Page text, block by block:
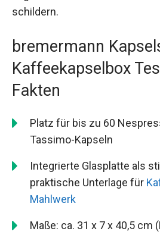
schildern.
bremermann
Kaffeekapselbox
Fakten
Platz für bis zu 60
Tassimo-Kapseln
Integrierte Glasplatte als
praktische Unterlage für
Mahlwerk
Maße: ca. 31 x 7 x 40,5 cm